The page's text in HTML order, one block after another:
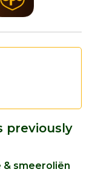
previously
& smeeroliën